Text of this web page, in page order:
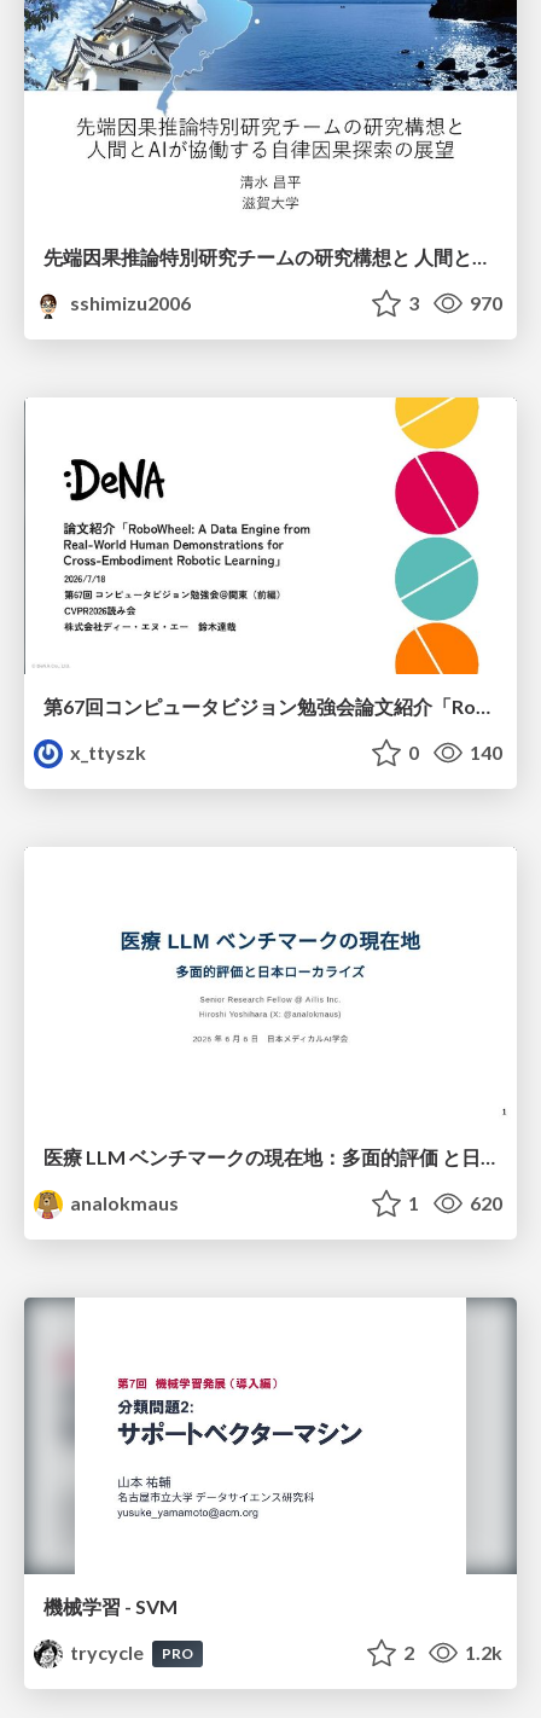
先端因果推論特別研究チームの研究構想と 人間とAIが協働する自律因果探索の展望
sshimizu2006
3 970
第67回コンピュータビジョン勉強会論文紹介「RoboWheel: A Data Engine from Real-World Human Demonstrations for Cross-Embodiment Robotic Learning」
x_ttyszk
0 140
analokmaus
1 620
機械学習 - SVM
trycycle
PRO 2 1.2k